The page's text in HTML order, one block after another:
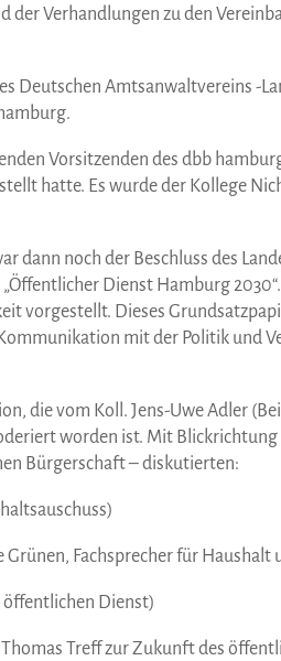
der Verhandlungen zu den
Deutschen Amtsanwaltvereins -
Vorsitzenden des dbb
hatte. Es wurde der Kollege
dann noch der Beschluss des
Dienst Hamburg
vorgestellt. Dieses
mit der Politik und
die vom Koll. Jens-Uwe Adler
worden ist. Mit
Bürgerschaft – diskutierten:
Fachsprecher für Haushalt
öffentlichen Dienst)
Treff zur Zukunft des